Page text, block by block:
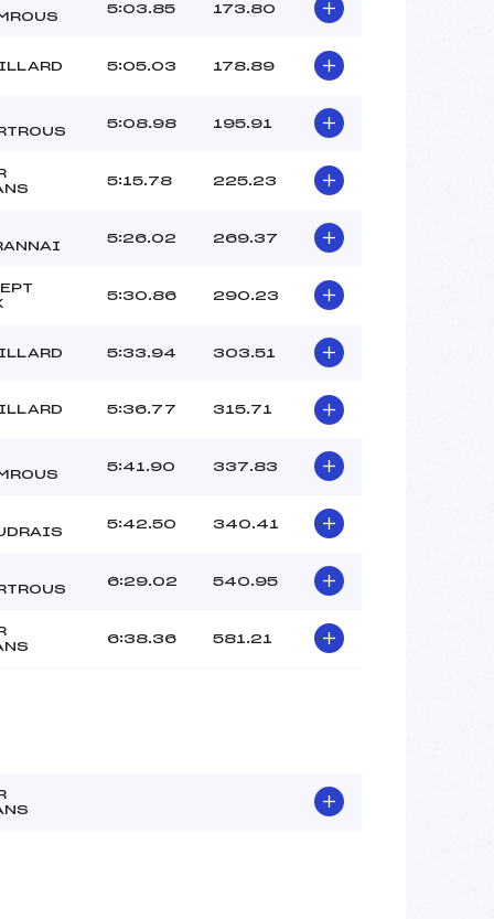
5:03.85 173.80
5:05.03 178.89
5:08.98 195.91
5:15.78 225.23
5:26.02 269.37
5:30.86 290.23
5:33.94 303.51
5:36.77 315.71
5:41.90 337.83
5:42.50 340.41
6:29.02 540.95
6:38.36 581.21